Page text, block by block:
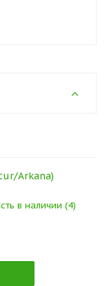
Arkana)
в наличии (4)